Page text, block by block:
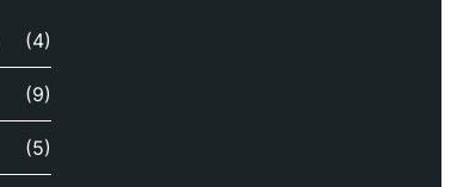
(4)
(9)
(5)